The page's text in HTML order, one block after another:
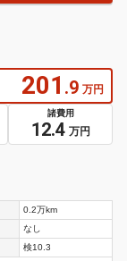
201 .9 万円
諸費用
12.4 万円
0.2万km
なし
検10.3